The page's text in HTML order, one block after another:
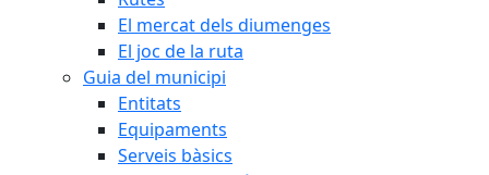
El mercat dels diumenges
El joc de la ruta
Guia del municipi
Entitats
Equipaments
Serveis bàsics